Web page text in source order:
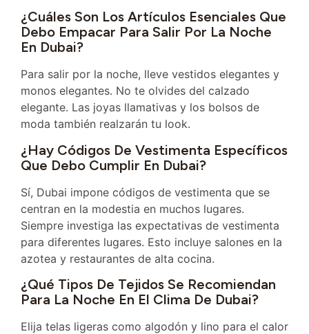
¿Cuáles Son Los Artículos Esenciales Que
Debo Empacar Para Salir Por La Noche
En Dubai?
Para salir por la noche, lleve vestidos elegantes y
monos elegantes. No te olvides del calzado
elegante. Las joyas llamativas y los bolsos de
moda también realzarán tu look.
¿Hay Códigos De Vestimenta Específicos
Que Debo Cumplir En Dubai?
Sí, Dubai impone códigos de vestimenta que se
centran en la modestia en muchos lugares.
Siempre investiga las expectativas de vestimenta
para diferentes lugares. Esto incluye salones en la
azotea y restaurantes de alta cocina.
¿Qué Tipos De Tejidos Se Recomiendan
Para La Noche En El Clima De Dubai?
Elija telas ligeras como algodón y lino para el calor